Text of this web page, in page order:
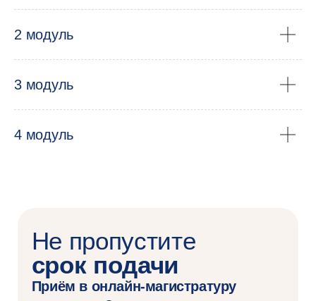
2 модуль
3 модуль
4 модуль